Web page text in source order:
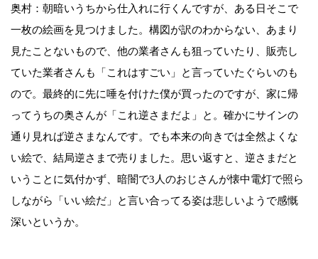
奥村：朝暗いうちから仕入れに行くんですが、ある日そこで
一枚の絵画を見つけました。構図が訳のわからない、あまり
見たことないもので、他の業者さんも狙っていたり、販売し
ていた業者さんも「これはすごい」と言っていたぐらいのも
ので。最終的に先に唾を付けた僕が買ったのですが、家に帰
ってうちの奥さんが「これ逆さまだよ」と。確かにサインの
通り見れば逆さまなんです。でも本来の向きでは全然よくな
い絵で、結局逆さまで売りました。思い返すと、逆さまだと
いうことに気付かず、暗闇で3人のおじさんが懐中電灯で照ら
しながら「いい絵だ」と言い合ってる姿は悲しいようで感慨
深いというか。